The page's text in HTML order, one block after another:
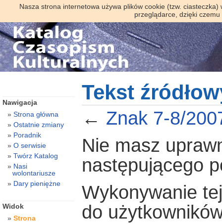
Nasza strona internetowa używa plików cookie (tzw.
przeglądarce, dzięki
Tekst
← Znak 7-8/
Nie masz
następującego
Wykonywanie
do
Nawigacja
Strona główna
Ostatnie zmiany
Poradnik
O serwisie
Twórz Katalog
Nasi
wolontariusze
Dary pieniężne
Widok
Strona